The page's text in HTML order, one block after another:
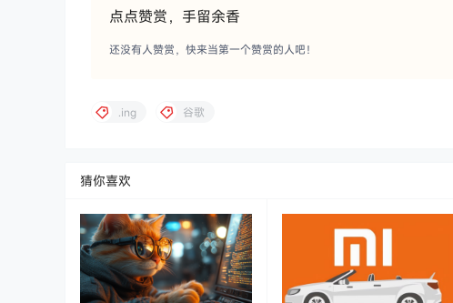
点点赞赏，手留余香
还没有人赞赏，快来当第一个赞赏的人吧！
.ing 谷歌
猜你喜欢